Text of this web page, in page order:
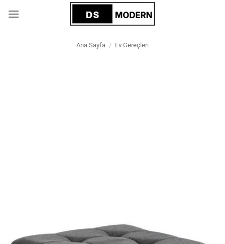
atla
Ana Sayfa / Ev Gereçleri